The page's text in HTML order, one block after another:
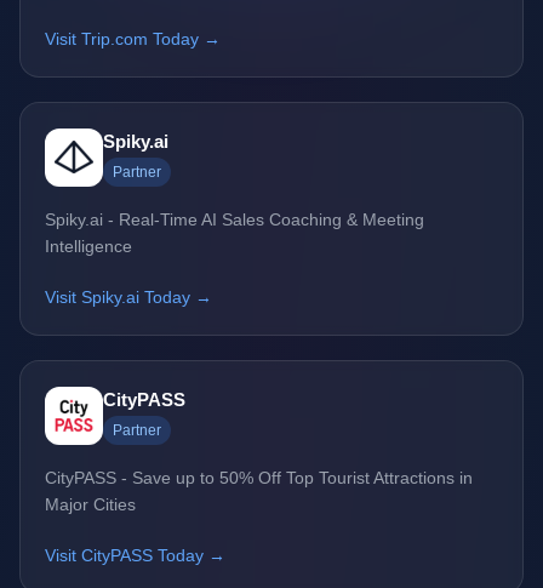
Visit Trip.com Today →
Spiky.ai
Partner
Spiky.ai - Real-Time AI Sales Coaching & Meeting
Intelligence
Visit Spiky.ai Today →
CityPASS
Partner
CityPASS - Save up to 50% Off Top Tourist Attractions in
Major Cities
Visit CityPASS Today →